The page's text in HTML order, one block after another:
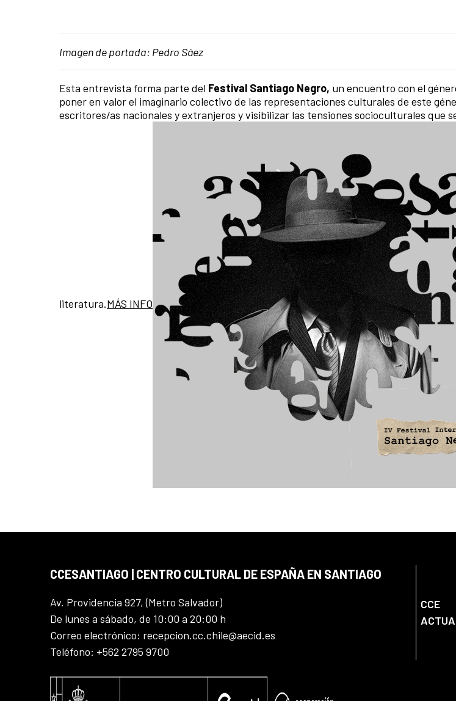
Imagen de portada: Pedro Sáez
Esta entrevista forma parte del Festival Santiago Negro, un encuentro con el
poner en valor el imaginario colectivo de las representaciones culturales de este
escritores/as nacionales y extranjeros y visibilizar las tensiones socioculturales que
literatura. MÁS INFO
CCESANTIAGO | CENTRO CULTURAL DE ESPAÑA EN SANTIAGO
Av. Providencia 927, (Metro Salvador)
De lunes a sábado, de 10:00 a 20:00 h
Correo electrónico: recepcion.cc.chile@aecid.es
Teléfono: +562 2795 9700
CCE